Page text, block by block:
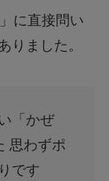
に直接問い
りました。
「かぜ
思わずポ
です